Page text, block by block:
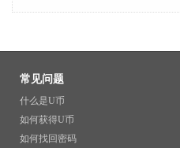
常见问题
什么是U币
如何获得U币
如何找回密码